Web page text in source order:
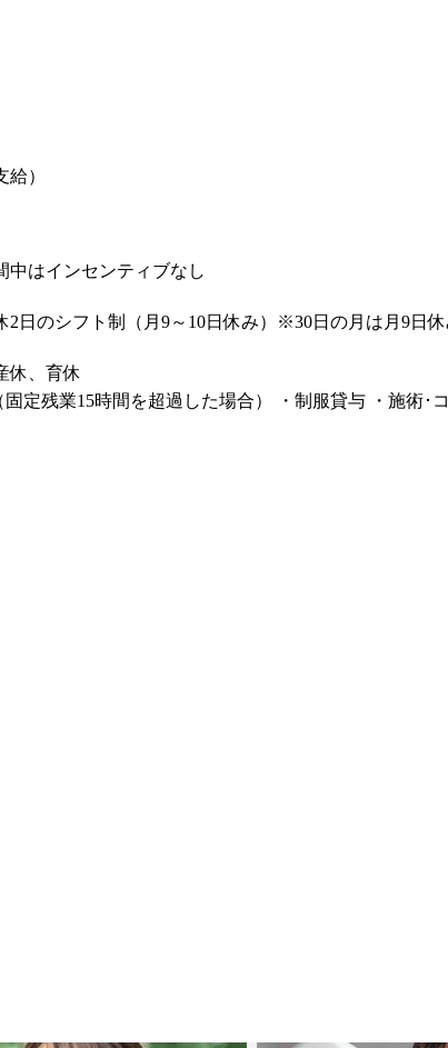
）
はインセンティブなし
2日のシフト制（月9～10日休み）※30日の月は月9日
休、育休
固定残業15時間を超過した場合） ・制服貸与 ・施術